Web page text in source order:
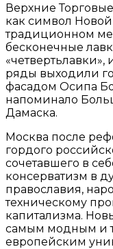
Верхние
как символ
традиционном
бесконечные
ряды выходили
фасадом Осипа
напоминало
Дамаска.
Москва после
гордого
сочетавшего в
консерватизм в
православия,
техническому
капитализма.
самым модным и
европейским